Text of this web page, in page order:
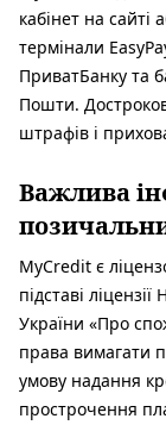
кабінет на сайті
термінали
ПриватБанку та
Пошти.
штрафів і
Важлива
MyCredit є
підставі
України «Про
права вимагати
умову надання
прострочення